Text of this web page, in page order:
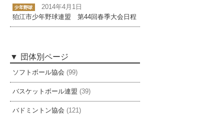
2014年4月1日
狛江市少年野球連盟 第44回春季大会日程
団体別ページ
ソフトボール協会 (99)
バスケットボール連盟 (39)
バドミントン協会 (121)